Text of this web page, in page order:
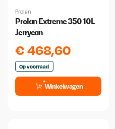
Prolan
Prolan Extreme 350 10L
Jerrycan
€468,60
Op voorraad
Winkelwagen